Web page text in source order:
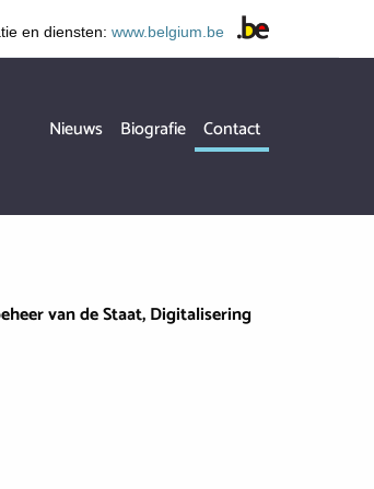
en diensten: www.belgium.be
Hoofdnavigatie
Nieuws Biografie Contact
van de Staat, Digitalisering